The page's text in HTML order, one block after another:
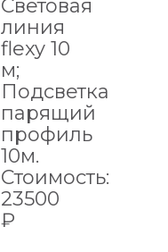
Световая
линия
flexy 10
м;
Подсветка
парящий
профиль
10м.
Стоимость:
23500
₽